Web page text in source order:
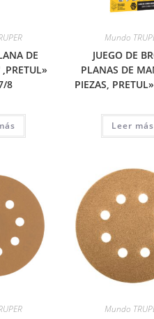
DE
8
Mundo
JUEGO DE
PLANAS DE
PIEZAS,
Leer más
Mundo